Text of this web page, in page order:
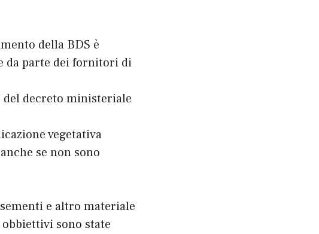
della BDS è
da parte dei fornitori di
decreto ministeriale
vegetativa
se non sono
e altro materiale
sono state